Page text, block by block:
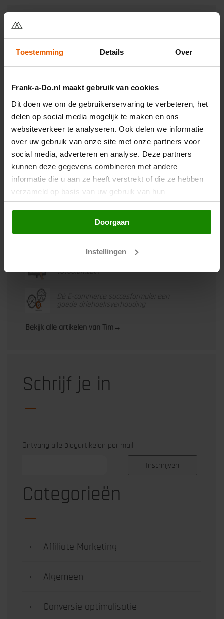
Toestemming Details Over
Frank-a-Do.nl maakt gebruik van cookies
Dit doen we om de gebruikerservaring te verbeteren, het
delen op social media mogelijk te maken en ons
websiteverkeer te analyseren. Ook delen we informatie
over uw gebruik van onze site met onze partners voor
social media, adverteren en analyse. Deze partners
kunnen deze gegevens combineren met andere
informatie die u aan ze heeft verstrekt of die ze hebben
verzameld op basis van uw gebruik van hun
services. Door op de knop "Doorgaan" te klikken of
Doorgaan
Instellingen
Tim Beeren
”Een opgever wint nooit en een winnaar
geeft nooit op.”
Meer van Tim Beeren
totaalomzet?
goede driehoeksverhouding
Bekijk alle artikelen van Tim→
Schrijf je in
Ontvang alle blogartikelen per mail
Categorieën
→ Affiliate Marketing
→ Algemeen
→ Conversie optimalisatie